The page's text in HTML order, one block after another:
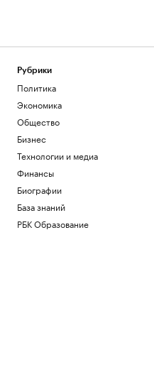
Рубрики
Политика
Экономика
Общество
Бизнес
Технологии и медиа
Финансы
Биографии
База знаний
РБК Образование